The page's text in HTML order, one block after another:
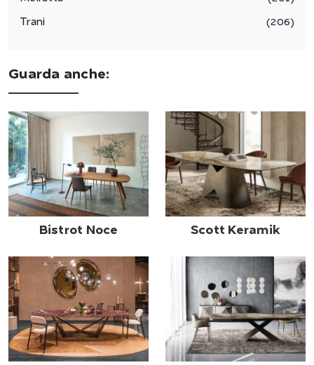
Trani 206
Guarda anche:
Bistrot Noce Scott Keramik